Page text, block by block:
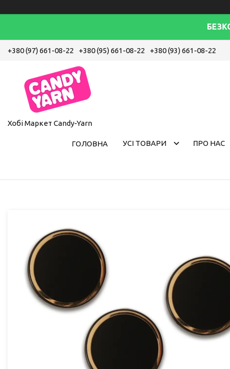
+380 (97) 661-08-22 +380 (95) 661-08-22 +380 (93) 661-08-22
Хобі Маркет Candy-Yarn
ГОЛОВНА УСІ ТОВАРИ ПРО НАС